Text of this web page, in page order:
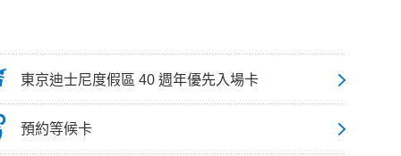
東京迪士尼度假區 40 週年優先入場卡
預約等候卡